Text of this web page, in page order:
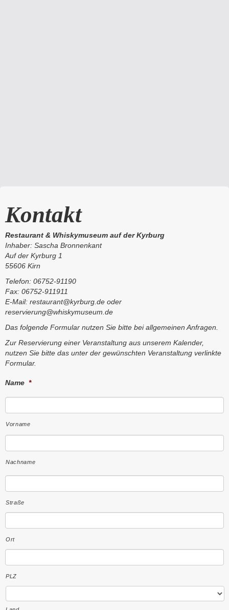
Kontakt
Restaurant & Whiskymuseum auf der Kyrburg
Inhaber: Sascha Bronnenkant
Auf der Kyrburg 1
55606 Kirn
Telefon: 06752-91190
Fax: 06752-911911
E-Mail: restaurant@kyrburg.de oder
reservierung@whiskymuseum.de
Das folgende Formular nutzen Sie bitte bei allgemeinen Anfragen.
Zur Reservierung einer Veranstaltung aus unserem Kalender,
nutzen Sie bitte das unter der gewünschten Veranstaltung verlinkte
Formular.
Name *
Vorname
Nachname
Straße
Ort
PLZ